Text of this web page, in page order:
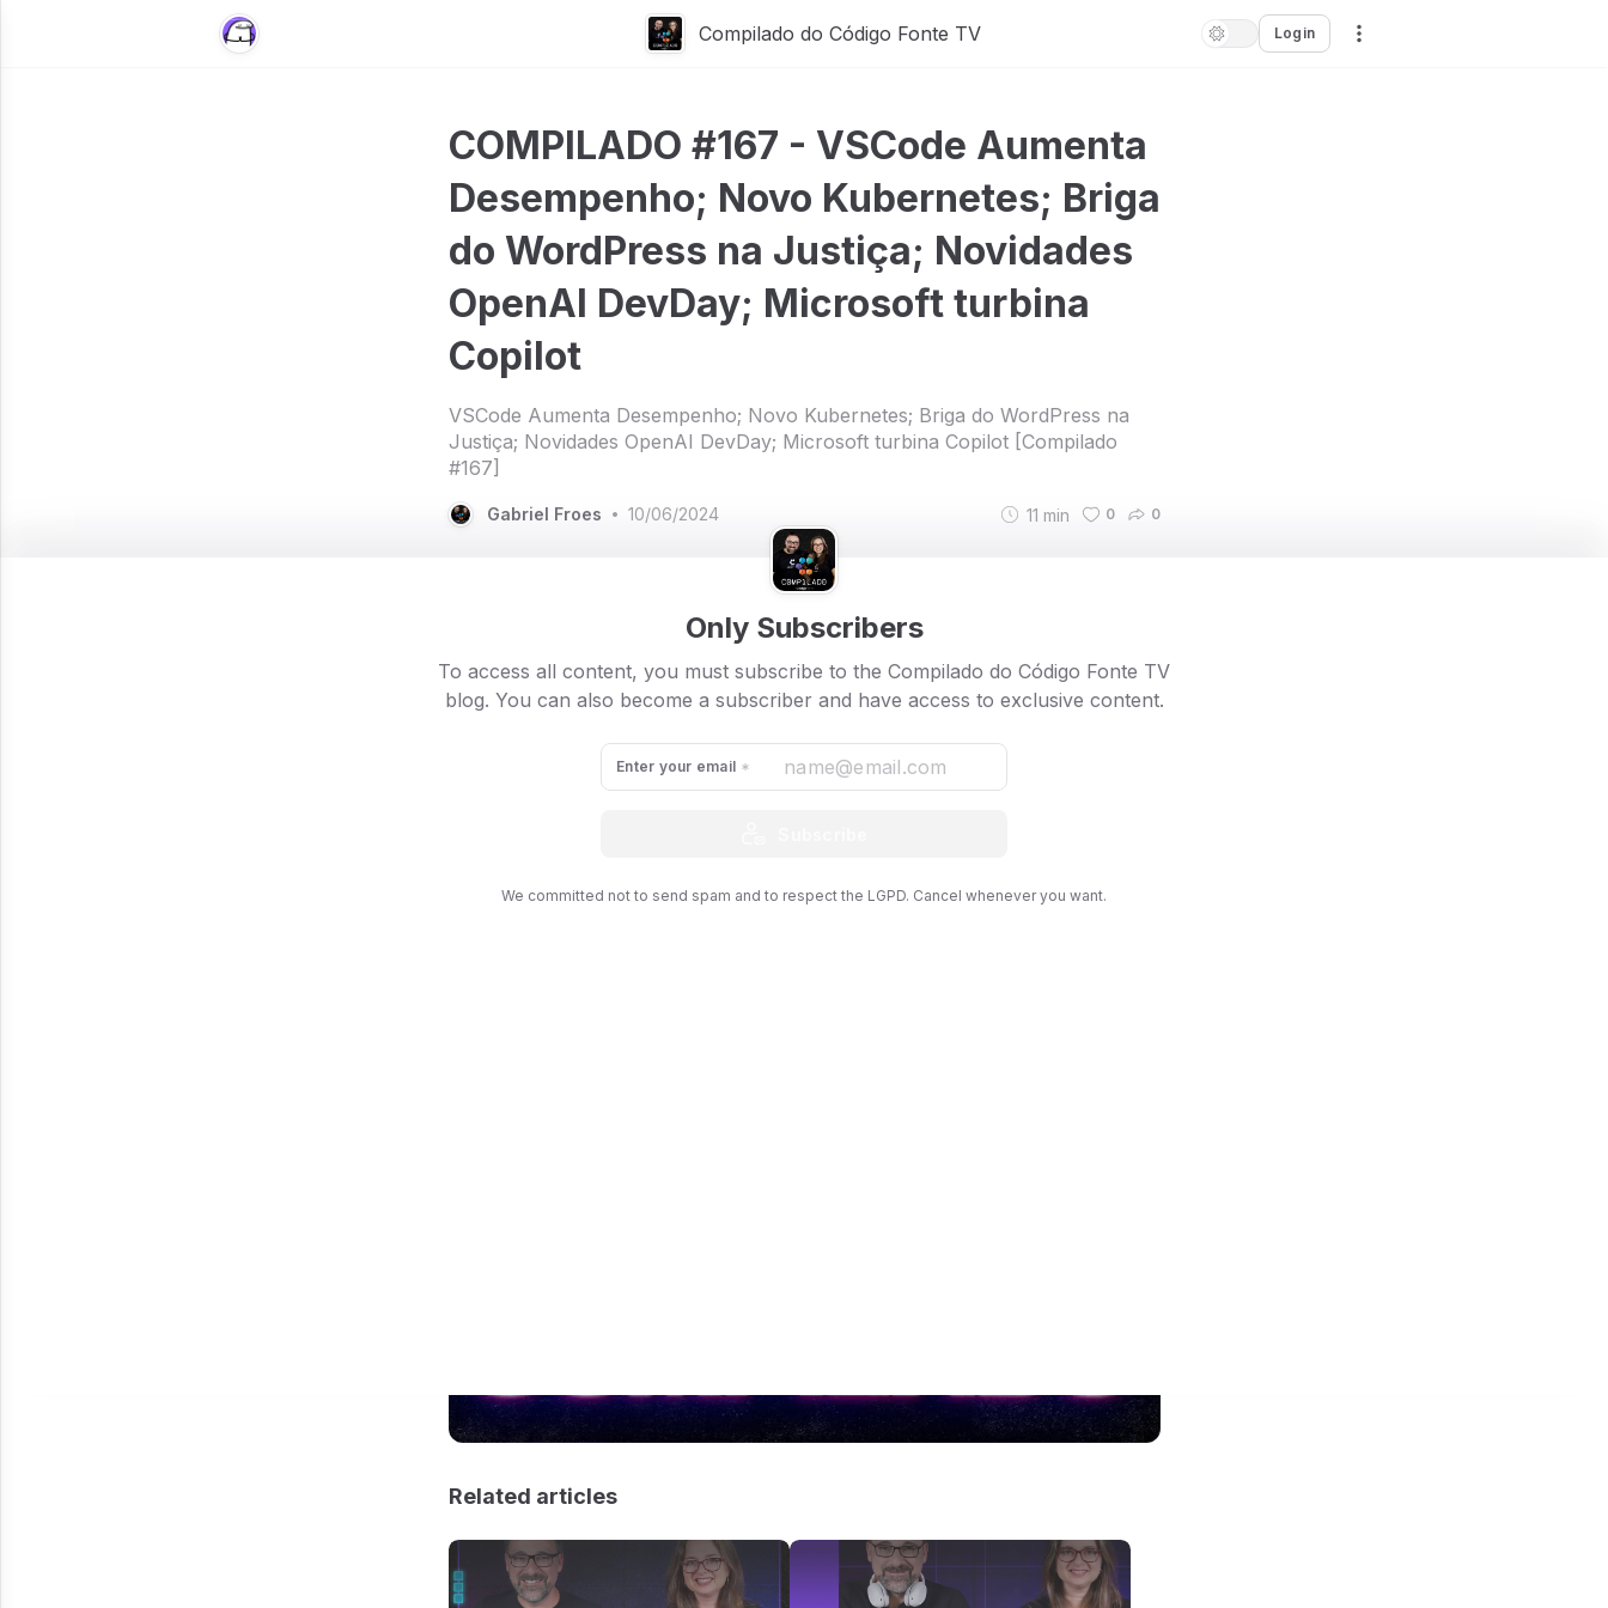
Compilado do Código Fonte TV Login
COMPILADO #167 - VSCode Aumenta
Desempenho; Novo Kubernetes; Briga
do WordPress na Justiça; Novidades
OpenAI DevDay; Microsoft turbina
Copilot
VSCode Aumenta Desempenho; Novo Kubernetes; Briga do WordPress na
Justiça; Novidades OpenAI DevDay; Microsoft turbina Copilot [Compilado
#167]
Gabriel Froes • 10/06/2024 11 min 0 0
Esse conteúdo está disponível em áudio e vídeo noSpotify
Aproveite para conhecer o Clube dos Compiladores que lançamos em nosso
canal no YouTube.
Only Subscribers
To access all content, you must subscribe to the Compilado do Código Fonte TV
blog. You can also become a subscriber and have access to exclusive content.
Enter your email
We committed not to send spam and to respect the LGPD. Cancel whenever you want.
Related articles